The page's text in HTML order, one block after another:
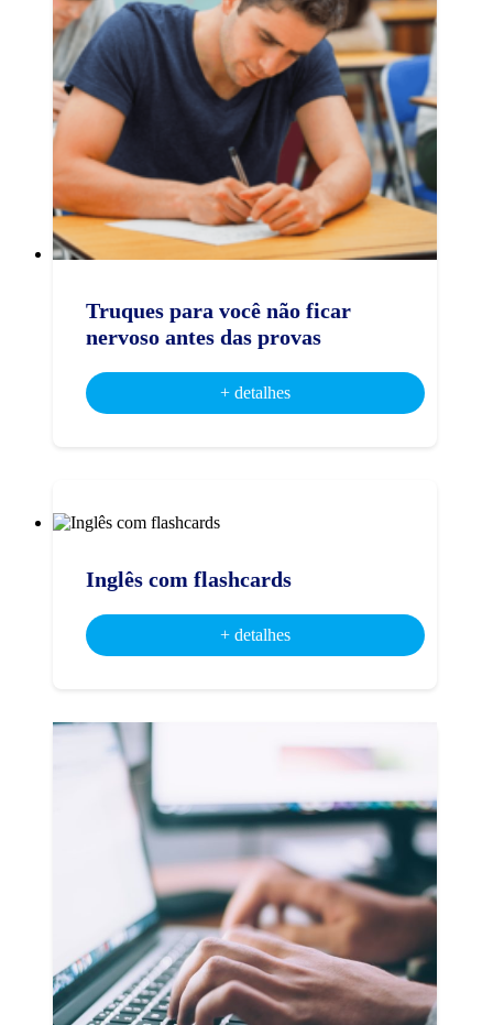
Truques para você não ficar
nervoso antes das provas
+ detalhes
Inglês com flashcards
+ detalhes